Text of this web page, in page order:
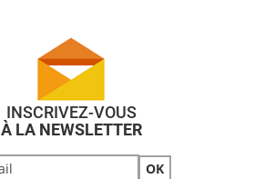
INSCRIVEZ-VOUS
À LA NEWSLETTER